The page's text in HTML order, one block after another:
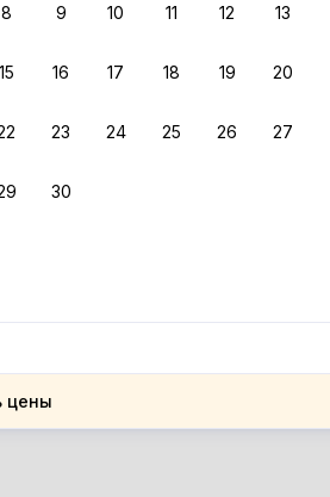
8 9 10 11 12 13
15 16 17 18 19 20
23 24 25 26 27
30
цены
заданным фильтрам.